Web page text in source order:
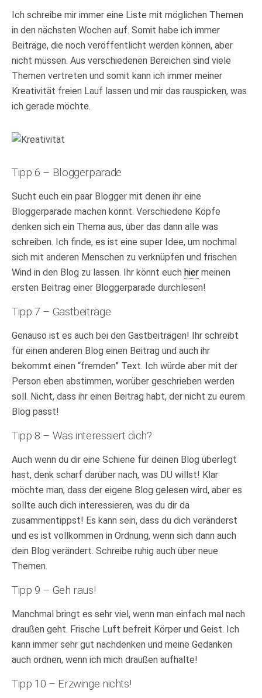
Ich schreibe mir immer eine Liste mit möglichen Themen
in den nächsten Wochen auf. Somit habe ich immer
Beiträge, die noch veröffentlicht werden können, aber
nicht müssen. Aus verschiedenen Bereichen sind viele
Themen vertreten und somit kann ich immer meiner
Kreativität freien Lauf lassen und mir das rauspicken, was
ich gerade möchte.
Tipp 6 – Bloggerparade
Sucht euch ein paar Blogger mit denen ihr eine
Bloggerparade machen könnt. Verschiedene Köpfe
denken sich ein Thema aus, über das dann alle was
schreiben. Ich finde, es ist eine super Idee, um nochmal
sich mit anderen Menschen zu verknüpfen und frischen
Wind in den Blog zu lassen. Ihr könnt euch hier meinen
ersten Beitrag einer Bloggerparade durchlesen!
Tipp 7 – Gastbeiträge
Genauso ist es auch bei den Gastbeiträgen! Ihr schreibt
für einen anderen Blog einen Beitrag und auch ihr
bekommt einen “fremden” Text. Ich würde aber mit der
Person eben abstimmen, worüber geschrieben werden
soll. Nicht, dass ihr einen Beitrag habt, der nicht zu eurem
Blog passt!
Tipp 8 – Was interessiert dich?
Auch wenn du dir eine Schiene für deinen Blog überlegt
hast, denk scharf darüber nach, was DU willst! Klar
möchte man, dass der eigene Blog gelesen wird, aber es
sollte auch dich interessieren, was du dir da
zusammentippst! Es kann sein, dass du dich veränderst
und es ist vollkommen in Ordnung, wenn sich dann auch
dein Blog verändert. Schreibe ruhig auch über neue
Themen.
Tipp 9 – Geh raus!
Manchmal bringt es sehr viel, wenn man einfach mal nach
draußen geht. Frische Luft befreit Körper und Geist. Ich
kann immer sehr gut nachdenken und meine Gedanken
auch ordnen, wenn ich mich draußen aufhalte!
Tipp 10 – Erzwinge nichts!